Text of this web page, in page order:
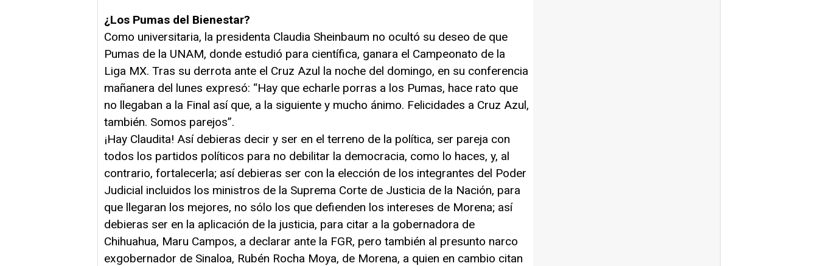
¿Los Pumas del Bienestar?
Como universitaria, la presidenta Claudia Sheinbaum no ocultó su deseo de que
Pumas de la UNAM, donde estudió para científica, ganara el Campeonato de la
Liga MX. Tras su derrota ante el Cruz Azul la noche del domingo, en su conferencia
mañanera del lunes expresó: “Hay que echarle porras a los Pumas, hace rato que
no llegaban a la Final así que, a la siguiente y mucho ánimo. Felicidades a Cruz Azul,
también. Somos parejos”.
¡Hay Claudita! Así debieras decir y ser en el terreno de la política, ser pareja con
todos los partidos políticos para no debilitar la democracia, como lo haces, y, al
contrario, fortalecerla; así debieras ser con la elección de los integrantes del Poder
Judicial incluidos los ministros de la Suprema Corte de Justicia de la Nación, para
que llegaran los mejores, no sólo los que defienden los intereses de Morena; así
debieras ser en la aplicación de la justicia, para citar a la gobernadora de
Chihuahua, Maru Campos, a declarar ante la FGR, pero también al presunto narco
exgobernador de Sinaloa, Rubén Rocha Moya, de Morena, a quien en cambio citan